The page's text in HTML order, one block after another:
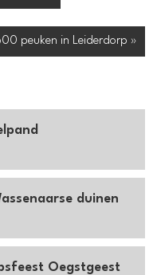
peuken in Leiderdorp »
duinen
Oegstgeest